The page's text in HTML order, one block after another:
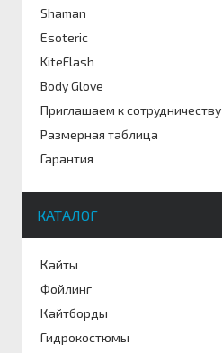
Shaman
Esoteric
KiteFlash
Body Glove
Приглашаем к сотрудничеству
Размерная таблица
Гарантия
КАТАЛОГ
Кайты
Фойлинг
Кайтборды
Гидрокостюмы